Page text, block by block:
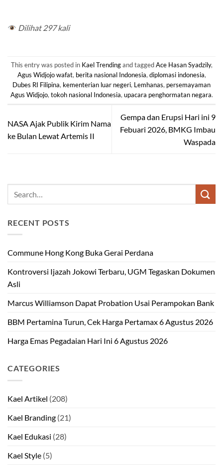
Dilihat 297 kali
This entry was posted in Kael Trendingand taggedAce Hasan Syadzily,
Agus Widjojo wafat, berita nasional Indonesia,diplomasi indonesia,
Dubes RI Filipina, kementerian luar negeri, Lemhanas, persemayaman
Agus Widjojo,tokoh nasional Indonesia,upacara penghormatan negara.
NASA Ajak Publik Kirim Nama
ke Bulan Lewat Artemis II
Gempa dan Erupsi Hari ini 9
Febuari 2026, BMKG Imbau
Waspada
RECENT POSTS
Commune Hong Kong Buka Gerai Perdana
Kontroversi Ijazah Jokowi Terbaru, UGM Tegaskan Dokumen
Asli
Marcus Williamson Dapat Probation Usai Perampokan Bank
BBM Pertamina Turun, Cek Harga Pertamax 6 Agustus 2026
Harga Emas Pegadaian Hari Ini 6 Agustus 2026
CATEGORIES
Kael Artikel (208)
Kael Branding (21)
Kael Edukasi (28)
Kael Style (5)